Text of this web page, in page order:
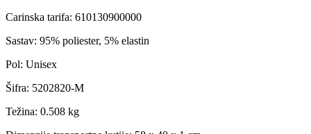
Carinska tarifa: 610130900000
Sastav: 95% poliester, 5% elastin
Pol: Unisex
Šifra: 5202820-M
Težina: 0.508 kg